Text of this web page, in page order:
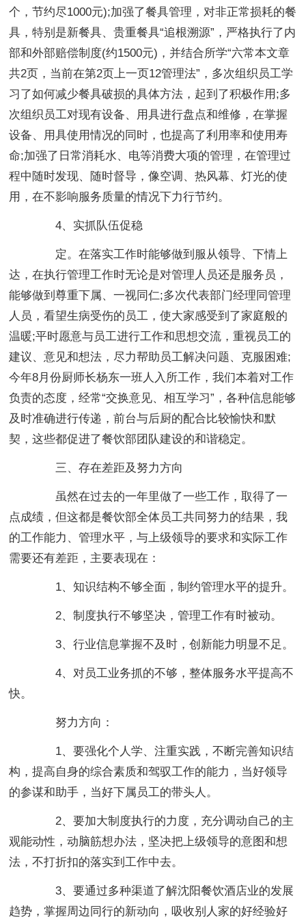
个，节约尽1000元);加强了餐具管理，对非正常损耗的餐
具，特别是新餐具、贵重餐具“追根溯源”，严格执行了内
部和外部赔偿制度(约1500元)，并结合所学“六常本文章
共2页，当前在第2页上一页12管理法”，多次组织员工学
习了如何减少餐具破损的具体方法，起到了积极作用;多
次组织员工对现有设备、用具进行盘点和维修，在掌握
设备、用具使用情况的同时，也提高了利用率和使用寿
命;加强了日常消耗水、电等消费大项的管理，在管理过
程中随时发现、随时督导，像空调、热风幕、灯光的使
用，在不影响服务质量的情况下力行节约。
4、实抓队伍促稳
定。在落实工作时能够做到服从领导、下情上
达，在执行管理工作时无论是对管理人员还是服务员，
能够做到尊重下属、一视同仁;多次代表部门经理同管理
人员，看望生病受伤的员工，使大家感受到了家庭般的
温暖;平时愿意与员工进行工作和思想交流，重视员工的
建议、意见和想法，尽力帮助员工解决问题、克服困难;
今年8月份厨师长杨东一班人入所工作，我们本着对工作
负责的态度，经常“交换意见、相互学习”，各种信息能够
及时准确进行传递，前台与后厨的配合比较愉快和默
契，这些都促进了餐饮部团队建设的和谐稳定。
三、存在差距及努力方向
虽然在过去的一年里做了一些工作，取得了一
点成绩，但这都是餐饮部全体员工共同努力的结果，我
的工作能力、管理水平，与上级领导的要求和实际工作
需要还有差距，主要表现在：
1、知识结构不够全面，制约管理水平的提升。
2、制度执行不够坚决，管理工作有时被动。
3、行业信息掌握不及时，创新能力明显不足。
4、对员工业务抓的不够，整体服务水平提高不
快。
努力方向：
1、要强化个人学、注重实践，不断完善知识结
构，提高自身的综合素质和驾驭工作的能力，当好领导
的参谋和助手，当好下属员工的带头人。
2、要加大制度执行的力度，充分调动自己的主
观能动性，动脑筋想办法，坚决把上级领导的意图和想
法，不打折扣的落实到工作中去。
3、要通过多种渠道了解沈阳餐饮酒店业的发展
趋势，掌握周边同行的新动向，吸收别人家的好经验好